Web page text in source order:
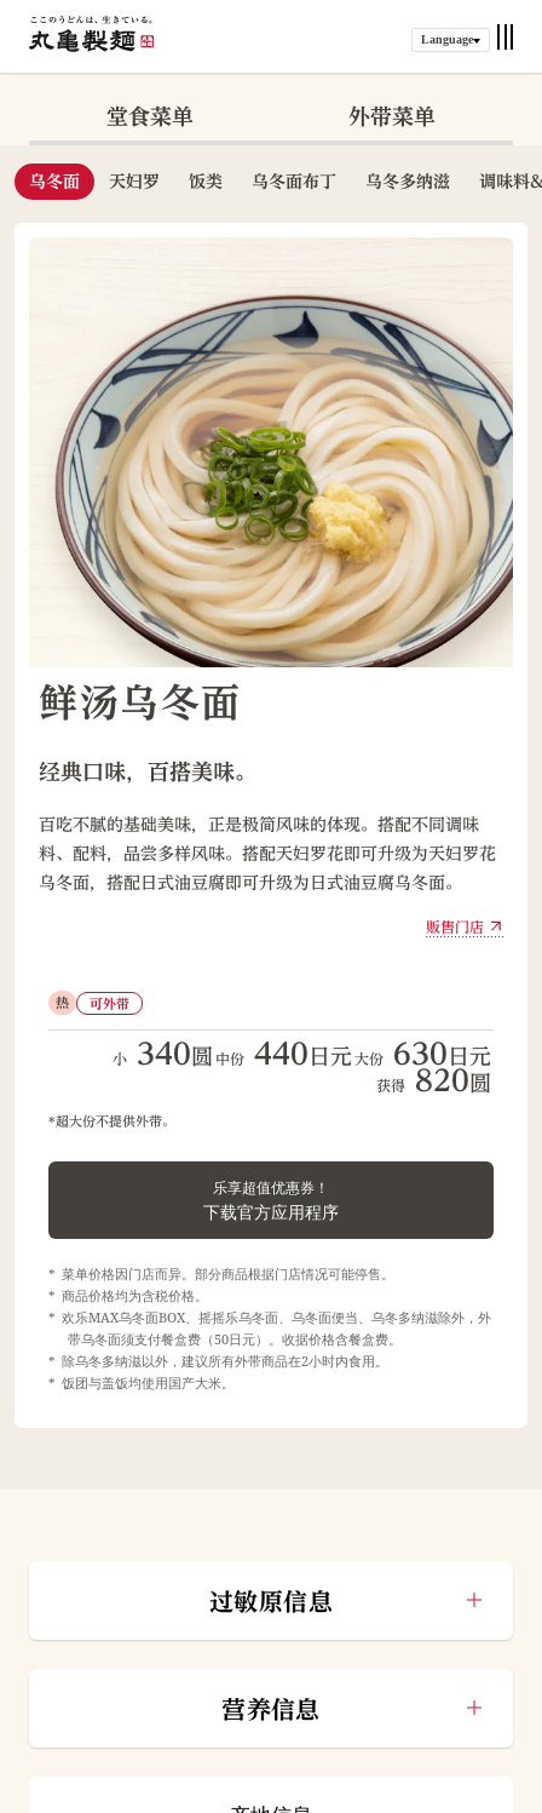
Language
堂食菜单 外带菜单
乌冬面 天妇罗 饭类 乌冬面布丁 乌冬多纳滋 调味料
鲜汤乌冬面
百吃不腻的基础美味，正是极简风味的体现。搭配不同调味
料、配料，品尝多样风味。搭配天妇罗花即可升级为天妇罗花
乌冬面，搭配日式油豆腐即可升级为日式油豆腐乌冬面。
贩售门店
热 可外带
小 340 圆 中份 440 日元 大份 630 日元
获得 820 圆
超大份不提供外带。
乐享超值优惠券！
下载官方应用程序
菜单价格因门店而异。部分商品根据门店情况可能停售。
商品价格均为含税价格。
欢乐MAX乌冬面BOX、摇摇乐乌冬面、乌冬面便当、乌冬多纳滋除外，外
带乌冬面须支付餐盒费（50日元）。收据价格含餐盒费。
除乌冬多纳滋以外，建议所有外带商品在2小时内食用。
饭团与盖饭均使用国产大米。
过敏原信息
营养信息